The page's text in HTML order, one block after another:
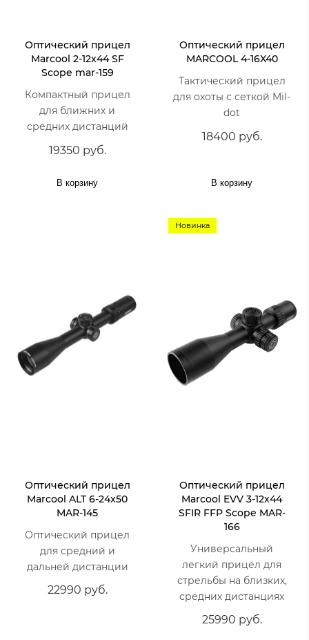
Оптический прицел
Marcool 2-12x44 SF
Scope mar-159
Компактный прицел
для ближних и
средних дистанций
19350 руб.
В корзину
Оптический прицел
MARCOOL 4-16X40
Тактический прицел
для охоты с сеткой Mil-
dot
18400 руб.
В корзину
Оптический прицел
Marcool ALT 6-24x50
MAR-145
Оптический прицел
для средний и
дальней дистанции
22990 руб.
Новинка
Оптический прицел
Marcool EVV 3-12x44
SFIR FFP Scope MAR-
166
Универсальный
легкий прицел для
стрельбы на близких,
средних дистанциях
25990 руб.